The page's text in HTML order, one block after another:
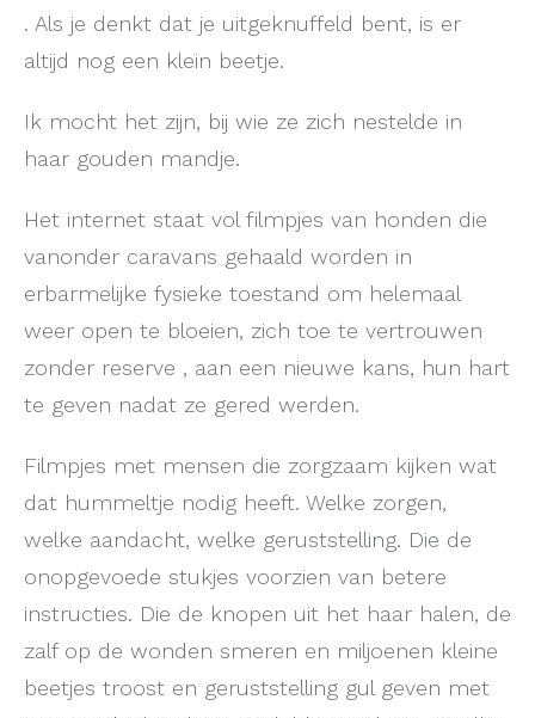
. Als je denkt dat je uitgeknuffeld bent, is er
altijd nog een klein beetje.
Ik mocht het zijn, bij wie ze zich nestelde in
haar gouden mandje.
Het internet staat vol filmpjes van honden die
vanonder caravans gehaald worden in
erbarmelijke fysieke toestand om helemaal
weer open te bloeien, zich toe te vertrouwen
zonder reserve , aan een nieuwe kans, hun hart
te geven nadat ze gered werden.
Filmpjes met mensen die zorgzaam kijken wat
dat hummeltje nodig heeft. Welke zorgen,
welke aandacht, welke geruststelling. Die de
onopgevoede stukjes voorzien van betere
instructies. Die de knopen uit het haar halen, de
zalf op de wonden smeren en miljoenen kleine
beetjes troost en geruststelling gul geven met